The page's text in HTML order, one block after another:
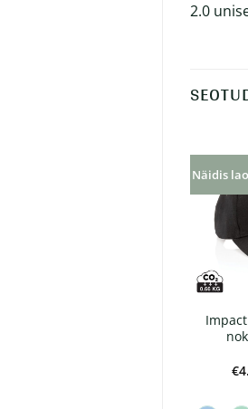
2.0
Näidis
€